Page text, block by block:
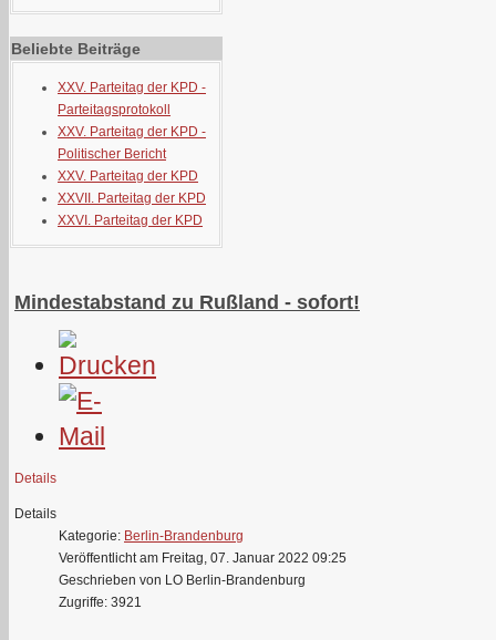
Beliebte Beiträge
XXV. Parteitag der KPD -
Parteitagsprotokoll
XXV. Parteitag der KPD -
Politischer Bericht
XXV. Parteitag der KPD
XXVII. Parteitag der KPD
XXVI. Parteitag der KPD
Mindestabstand zu Rußland - sofort!
Details
Details
Kategorie: Berlin-Brandenburg
Veröffentlicht am Freitag, 07. Januar 2022 09:25
Geschrieben von LO Berlin-Brandenburg
Zugriffe: 3921